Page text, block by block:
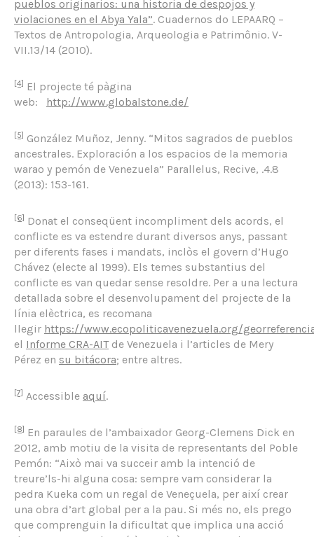
pueblos originarios: una historia de despojos y
violaciones en el Abya Yala”. Cuadernos do LEPAARQ –
Textos de Antropologia, Arqueologia e Patrimônio. V-
VII.13/14 (2010).
[4] El projecte té pàgina
web:
http://www.globalstone.de/
[5] González Muñoz, Jenny. “Mitos sagrados de pueblos
ancestrales. Exploración a los espacios de la memoria
warao y pemón de Venezuela” Parallelus, Recive, .4.8
(2013): 153-161.
[6] Donat el conseqüent incompliment dels acords, el
conflicte es va estendre durant diversos anys, passant
per diferents fases i mandats, inclòs el govern d’Hugo
Chávez (electe al 1999). Els temes substantius del
conflicte es van quedar sense resoldre. Per a una lectura
detallada sobre el desenvolupament del projecte de la
línia elèctrica, es recomana
llegir https://www.ecopoliticavenezuela.org/
el Informe CRA-AITde Venezuela i l’articles de Mery
Pérez en su bitácora; entre altres.
[7] Accessible aquí.
[8] En paraules de l’ambaixador Georg-Clemens Dick en
2012, amb motiu de la visita de representants del Poble
Pemón: “Això mai va succeir amb la intenció de
treure’ls-hi alguna cosa: sempre vam considerar la
pedra Kueka com un regal de Veneçuela, per així crear
una obra d’art global per a la pau. Si més no, els prego
que comprenguin la dificultat que implica una acció